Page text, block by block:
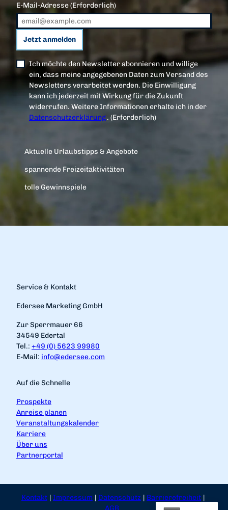
E-Mail-Adresse(Erforderlich)
Jetzt anmelden
Ich möchte den Newsletter abonnieren und willige
ein, dass meine angegebenen Daten zum Versand des
Newsletters verarbeitet werden. Die Einwilligung
kann ich jederzeit mit Wirkung für die Zukunft
widerrufen. Weitere Informationen erhalte ich in der
Datenschutzerklärung.(Erforderlich)
Aktuelle Urlaubstipps & Angebote
spannende Freizeitaktivitäten
tolle Gewinnspiele
Service & Kontakt
Edersee Marketing GmbH
Zur Sperrmauer 66
34549 Edertal
Tel.: +49 (0) 5623 99980
E-Mail: info@edersee.com
Auf die Schnelle
Prospekte
Anreise planen
Veranstaltungskalender
Karriere
Über uns
Partnerportal
Kontakt Impressum Datenschutz
Barrierefreiheit